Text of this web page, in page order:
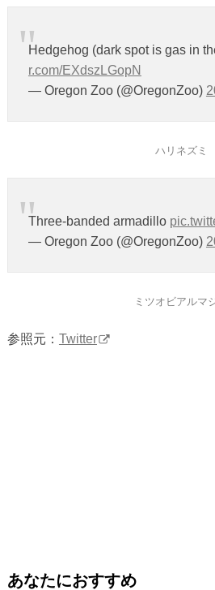
Hedgehog (dark spot is gas in
r.com/EXdszLGopN
— Oregon Zoo (@OregonZoo)
ハリネズミ
Three-banded armadillo
— Oregon Zoo (@OregonZoo)
ミツオビアルマ
参照元： Twitter
あなたにおすすめ